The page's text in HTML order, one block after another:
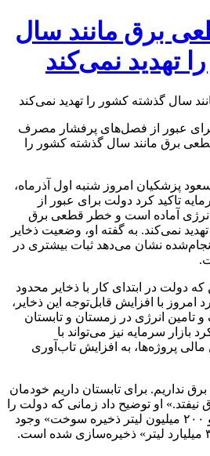
برق مانند سال
تهدید نمی‌کند
عبور از فصل‌های پرفشار مصرف
برق مانند سال گذشته کشور را
پزشکیان امروز شنبه اول آذرماه،
تاکید کرد دولت برای عبور از
آماده است و خطر قطعی برق
نمی‌کند. به گفته او، وضعیت ذخایر
نشان می‌دهد ثبات بیشتری در
دولت در ابتدای کار با ذخایر محدود
با افزایش قابل‌توجه این ذخایر،
تامین انرژی در زمستان و تابستان
بازار سرمایه نیز می‌تواند با
پروژه‌ها، به افزایش تاب‌آوری
نداریم. برای تابستان داریم خودمان
نیفتد.» او توضیح داد زمانی که دولت را
تحویل گرفتند «یک میلیارد و ۲۰۰ میلیون لیتر ذخیره سوخت» وجود
داشت، اما اکنون «بیش از ۳ میلیارد لیتر» ذخیره‌سازی شده است.